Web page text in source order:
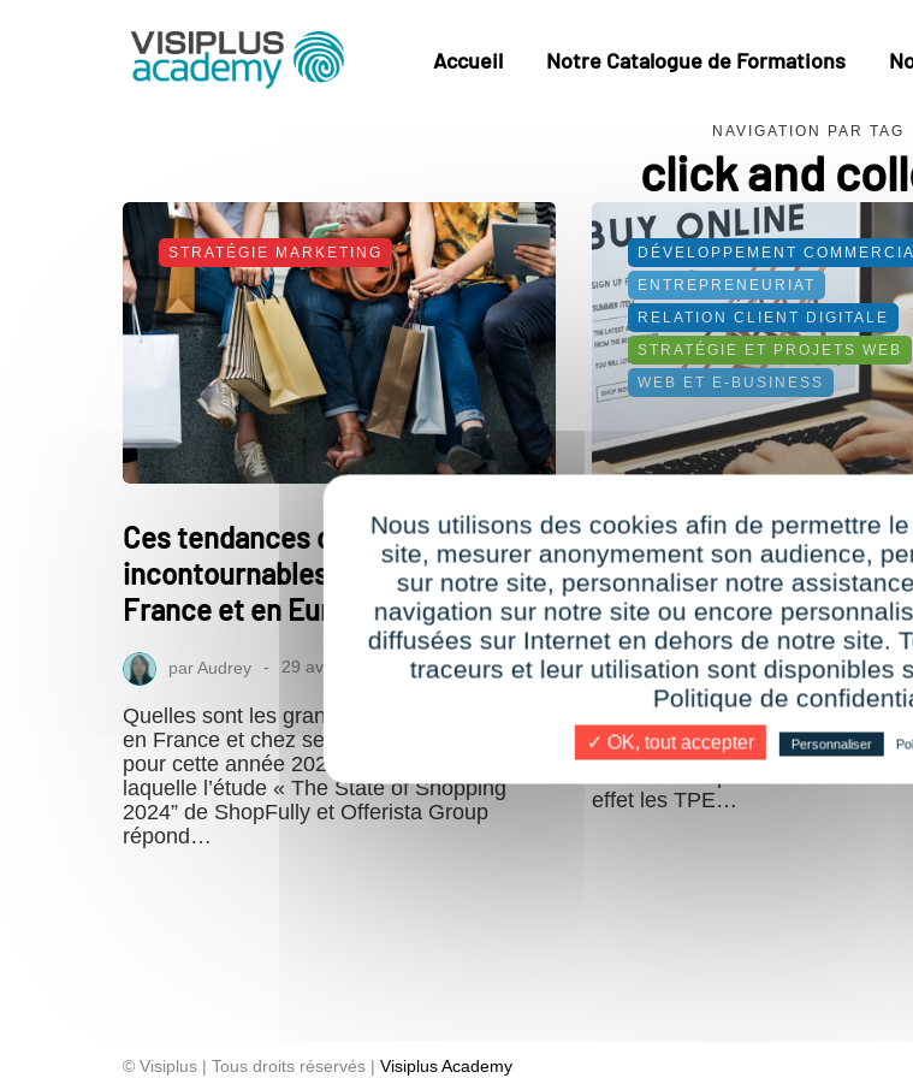
Accueil Notre Catalogue de Formations
NAVIGATION PAR TAG
click and
STRATÉGIE MARKETING
Ces tendances d'achat sont
incontournables cette année en
France et en Europe
parAudrey 29 avril 2024
Quelles sont les grandes tendances d’achat
en France et chez ses voisins européens
pour cette année 2024 ? C’est la question à
laquelle l’étude « The State of Shopping
2024” de ShopFully et Offerista Group
répond…
DÉVELOPPEMENT
ENTREPRENEURIAT
RELATION CLIENT DIGITALE
STRATÉGIE ET PROJETS WEB
WEB ET E-BUSINESS
Lancez votre e-
les actions solidaires !
parAudrey 17 novembre 2020
Vous n’aviez jamais proposé de
ligne avant le reconfinement ?
des actions solidaires pour lancer
commerce facilement et à
effet les TPE…
© Visiplus | Tous droits réservés | Visiplus Academy
Nous utilisons des cookies afin de permettre
site, mesurer anonymement son audience,
sur notre site, personnaliser notre
navigation sur notre site ou encore
diffusées sur Internet en dehors de notre site.
traceurs et leur utilisation sont disponibles
Politique de
✓ OK, tout accepter Personnaliser